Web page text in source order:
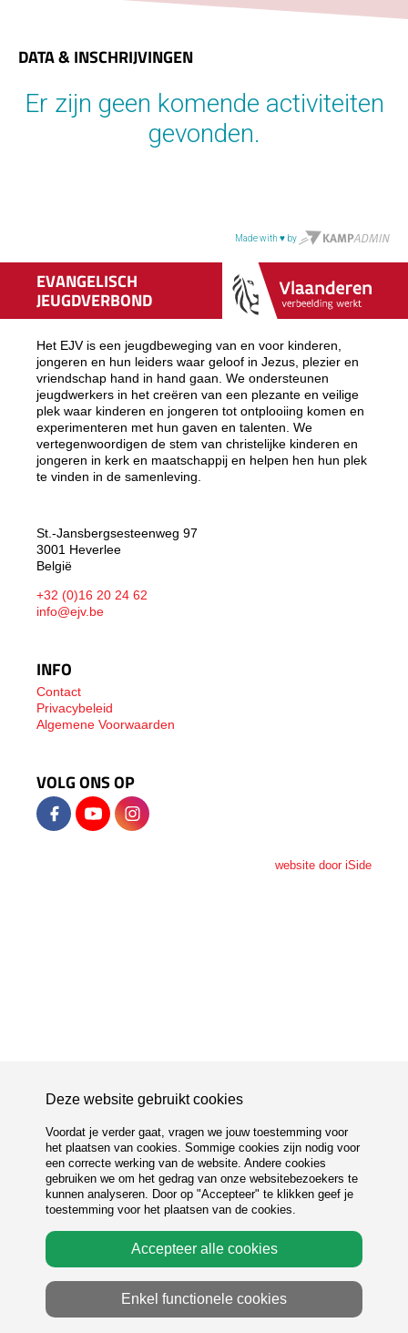
DATA & INSCHRIJVINGEN
EVANGELISCH
JEUGDVERBOND
Het EJV is een jeugdbeweging van en voor kinderen,
jongeren en hun leiders waar geloof in Jezus, plezier en
vriendschap hand in hand gaan. We ondersteunen
jeugdwerkers in het creëren van een plezante en veilige
plek waar kinderen en jongeren tot ontplooiing komen en
experimenteren met hun gaven en talenten. We
vertegenwoordigen de stem van christelijke kinderen en
jongeren in kerk en maatschappij en helpen hen hun plek
te vinden in de samenleving.
St.-Jansbergsesteenweg 97
3001 Heverlee
België
+32 (0)16 20 24 62
info@ejv.be
INFO
Contact
Privacybeleid
Algemene Voorwaarden
VOLG ONS OP
website door iSide
Deze website gebruikt cookies
Voordat je verder gaat, vragen we jouw toestemming voor
het plaatsen van cookies. Sommige cookies zijn nodig voor
een correcte werking van de website. Andere cookies
gebruiken we om het gedrag van onze websitebezoekers te
kunnen analyseren. Door op "Accepteer" te klikken geef je
toestemming voor het plaatsen van de cookies.
Accepteer alle cookies
Enkel functionele cookies